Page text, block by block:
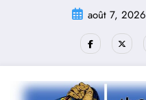
août 7, 2026